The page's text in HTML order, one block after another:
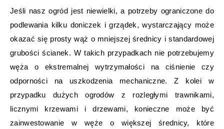
Jeśli nasz ogród jest niewielki, a potrzeby ograniczone do
podlewania kilku doniczek i grządek, wystarczający może
okazać się prosty wąż o mniejszej średnicy i standardowej
grubości ścianek. W takich przypadkach nie potrzebujemy
węża o ekstremalnej wytrzymałości na ciśnienie czy
odporności na uszkodzenia mechaniczne. Z kolei w
przypadku dużych ogrodów z rozległymi trawnikami,
licznymi krzewami i drzewami, konieczne może być
zainwestowanie w węże o większej średnicy, które